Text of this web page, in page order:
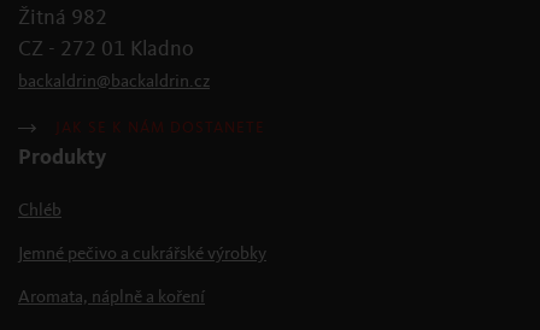
Žitná 982
CZ - 272 01 Kladno
backaldrin@backaldrin. cz
JAK SE K NÁM DOSTANETE
Produkty
Chléb
Jemné pečivo a cukrářské výrobky
Aromata, náplně a koření